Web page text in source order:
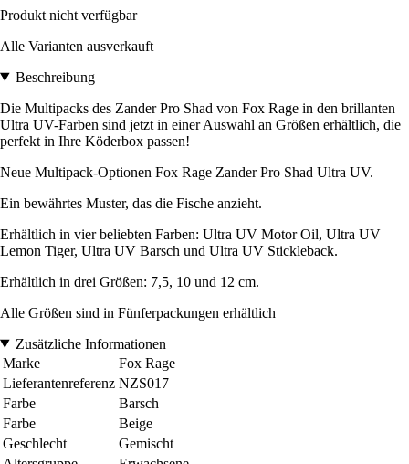
Produkt nicht verfügbar
Alle Varianten ausverkauft
Beschreibung
Die Multipacks des Zander Pro Shad von Fox Rage in den brillanten
Ultra UV-Farben sind jetzt in einer Auswahl an Größen erhältlich, die
perfekt in Ihre Köderbox passen!
Neue Multipack-Optionen Fox Rage Zander Pro Shad Ultra UV.
Ein bewährtes Muster, das die Fische anzieht.
Erhältlich in vier beliebten Farben: Ultra UV Motor Oil, Ultra UV
Lemon Tiger, Ultra UV Barsch und Ultra UV Stickleback.
Erhältlich in drei Größen: 7,5, 10 und 12 cm.
Alle Größen sind in Fünferpackungen erhältlich
Zusätzliche Informationen
Marke
Fox Rage
Lieferantenreferenz NZS017
Farbe
Barsch
Farbe
Beige
Geschlecht
Gemischt